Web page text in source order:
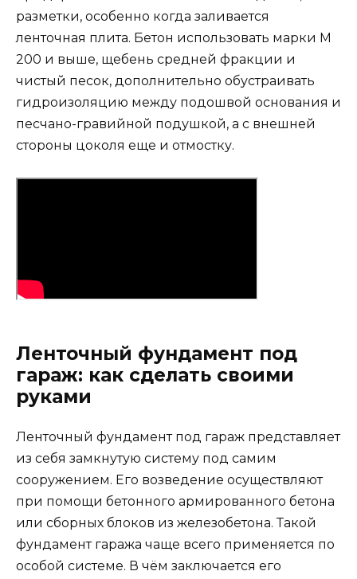
разметки, особенно когда заливается
ленточная плита. Бетон использовать марки М
200 и выше, щебень средней фракции и
чистый песок, дополнительно обустраивать
гидроизоляцию между подошвой основания и
песчано-гравийной подушкой, а с внешней
стороны цоколя еще и отмостку.
Ленточный фундамент под
гараж: как сделать своими
руками
Ленточный фундамент под гараж представляет
из себя замкнутую систему под самим
сооружением. Его возведение осуществляют
при помощи бетонного армированного бетона
или сборных блоков из железобетона. Такой
фундамент гаража чаще всего применяется по
особой системе. В чём заключается его